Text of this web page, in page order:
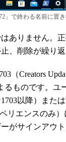
」で終わる名前に置
ありません。
、削除が繰り返
（Creators
るものです。
以降）また
リエンスのみ
がサインアウ